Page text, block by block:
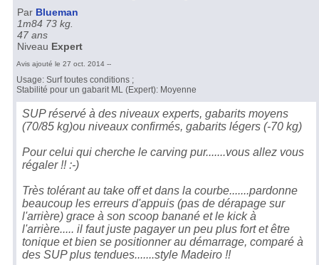
Par Blueman
1m84 73 kg.
47 ans
Niveau Expert
Avis ajouté le 27 oct. 2014 --
Usage: Surf toutes conditions ;
Stabilité pour un gabarit ML (Expert): Moyenne
SUP réservé à des niveaux experts, gabarits moyens
(70/85 kg)ou niveaux confirmés, gabarits légers (-70 kg)
Pour celui qui cherche le carving pur.......vous allez vous
régaler !! :-)
Très tolérant au take off et dans la courbe.......pardonne
beaucoup les erreurs d'appuis (pas de dérapage sur
l'arrière) grace à son scoop banané et le kick à
l'arrière..... il faut juste pagayer un peu plus fort et être
tonique et bien se positionner au démarrage, comparé à
des SUP plus tendues.......style Madeiro !!